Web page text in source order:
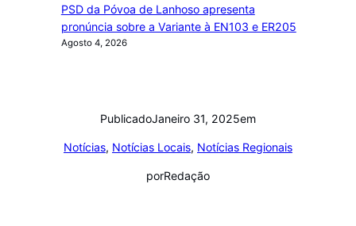
PSD da Póvoa de Lanhoso apresenta
pronúncia sobre a Variante à EN103 e ER205
Agosto 4, 2026
PublicadoJaneiro 31, 2025em
Notícias, Notícias Locais, Notícias Regionais
porRedação